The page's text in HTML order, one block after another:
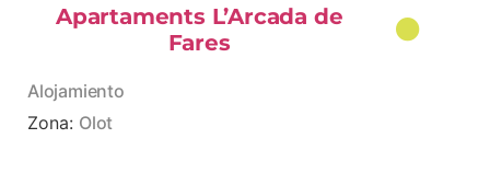
Apartaments L’Arcada de
Fares
Alojamiento
Zona: Olot